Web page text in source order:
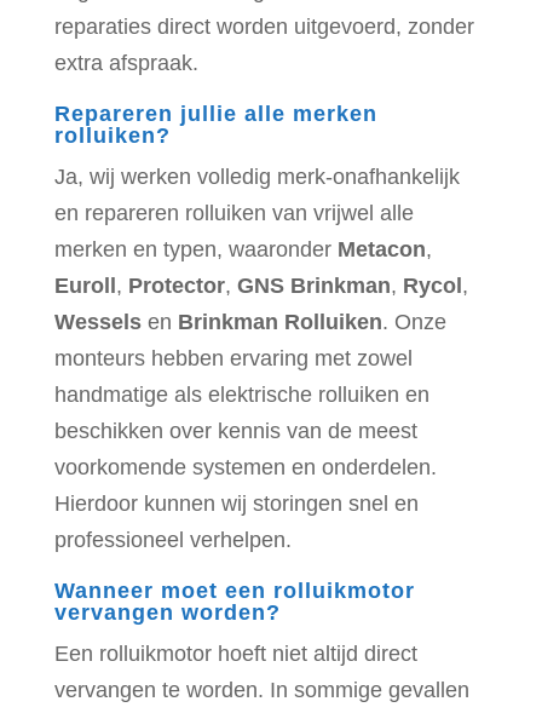
reparaties direct worden uitgevoerd, zonder
extra afspraak.
Repareren jullie alle merken
rolluiken?
Ja, wij werken volledig merk-onafhankelijk
en repareren rolluiken van vrijwel alle
merken en typen, waaronder Metacon,
Euroll , Protector, GNS Brinkman, Rycol ,
Wesselsen Brinkman Rolluiken. Onze
monteurs hebben ervaring met zowel
handmatige als elektrische rolluiken en
beschikken over kennis van de meest
voorkomende systemen en onderdelen.
Hierdoor kunnen wij storingen snel en
professioneel verhelpen.
Wanneer moet een rolluikmotor
vervangen worden?
Een rolluikmotor hoeft niet altijd direct
vervangen te worden. In sommige gevallen